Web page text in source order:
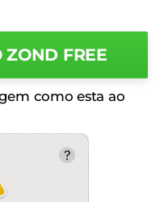
ZOND FREE
como esta ao